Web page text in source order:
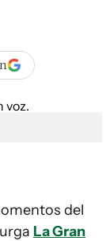
del
La Gran